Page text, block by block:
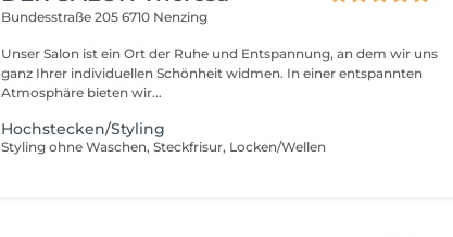
Bundesstraße 2056710 Nenzing
Unser Salon ist ein Ort der Ruhe und Entspannung, an dem wir uns
ganz Ihrer individuellen Schönheit widmen. In einer entspannten
Atmosphäre bieten wir...
Hochstecken/Styling
Styling ohne Waschen, Steckfrisur, Locken/Wellen